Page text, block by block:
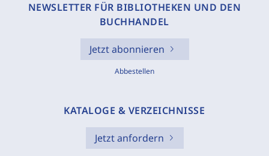
NEWSLETTER FÜR BIBLIOTHEKEN UND DEN
BUCHHANDEL
Jetzt abonnieren
Abbestellen
KATALOGE & VERZEICHNISSE
Jetzt anfordern